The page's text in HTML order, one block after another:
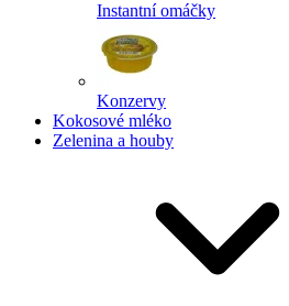
Instantní omáčky
Konzervy
Kokosové mléko
Zelenina a houby